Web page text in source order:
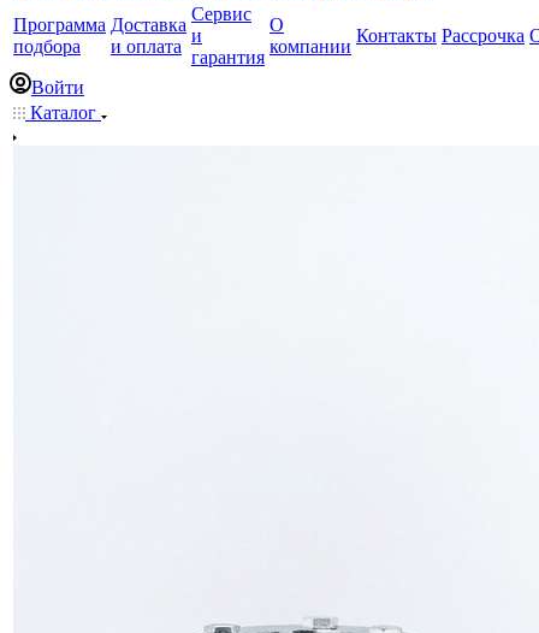
Программа
подбора
Доставка
и оплата
Сервис
и
гарантия
О
компании
Контакты Рассрочка
Войти
Каталог